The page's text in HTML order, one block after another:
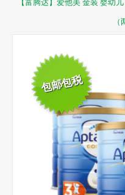
包邮包税